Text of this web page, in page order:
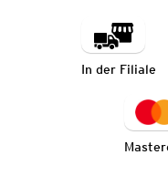
In der Filiale